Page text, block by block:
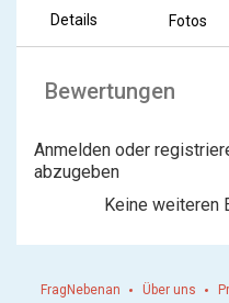
Details Fotos
Bewertungen
Anmelden oder
abzugeben
Keine weiteren
FragNebenan Über uns